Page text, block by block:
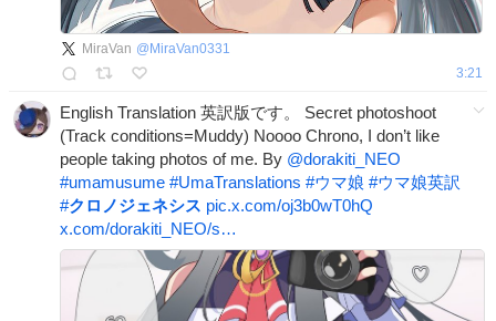
MiraVan @ MiraVan0331
3:21
English Translation 英訳版です。 Secret photoshoot
(Track conditions=Muddy) Noooo Chrono, I don’t like
people taking photos of me. By @dorakiti_NEO
#umamusume #UmaTranslations #ウマ娘 #ウマ娘英訳
#クロノジェネシス pic.x.com/oj3b0wT0hQ
x.com/dorakiti_NEO/s…